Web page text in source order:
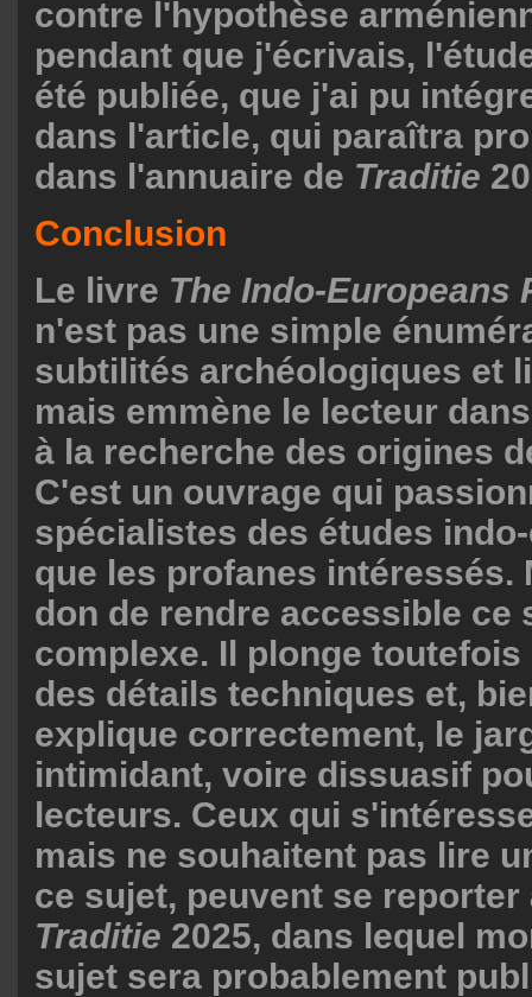
contre l'hypothèse
pendant que j'écrivais,
été publiée, que j'ai pu
dans l'article, qui paraîtra
dans l'annuaire de Traditie
Conclusion
Le livre The Indo-Europeans
n'est pas une simple
subtilités archéologiques et
mais emmène le lecteur
à la recherche des origines
C'est un ouvrage qui
spécialistes des études
que les profanes intéressés.
don de rendre accessible ce
complexe. Il plonge
des détails techniques et,
explique correctement, le
intimidant, voire dissuasif
lecteurs. Ceux qui
mais ne souhaitent pas lire
ce sujet, peuvent se reporter
Traditie 2025, dans lequel
sujet sera probablement